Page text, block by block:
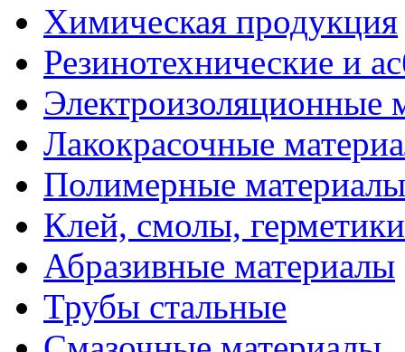
Химическая продукция
Резинотехнические и
Электроизоляционные
Лакокрасочные
Полимерные материалы
Клей, смолы, герметики
Абразивные материалы
Трубы стальные